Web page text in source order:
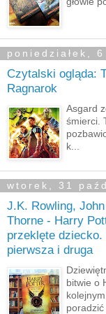
poniedziałek,
Czytalski ogląda:
Ragnarok
Asgard
śmierci.
k...
wtorek, 31
J.K. Rowling,
Thorne - Harry
przeklęte dziecko.
pierwsza i druga
bitwie o
poradzić